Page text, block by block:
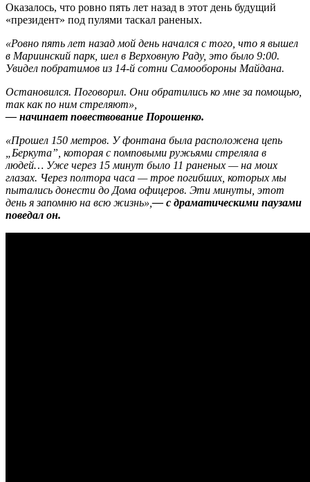
Оказалось, что ровно пять лет назад в этот день будущий
«президент» под пулями таскал раненых.
«Ровно пять лет назад мой день начался с того, что я вышел
в Мариинский парк, шел в Верховную Раду, это было 9:00.
Увидел побратимов из 14-й сотни Самообороны Майдана.
Остановился. Поговорил. Они обратились ко мне за помощью,
так как по ним стреляют»,
— начинает повествование Порошенко.
«Прошел 150 метров. У фонтана была расположена цепь
„Беркута”, которая с помповыми ружьями стреляла в
людей… Уже через 15 минут было 11 раненых — на моих
глазах. Через полтора часа — трое погибших, которых мы
пытались донести до Дома офицеров. Эти минуты, этот
день я запомню на всю жизнь»,— с драматическими паузами
поведал он.